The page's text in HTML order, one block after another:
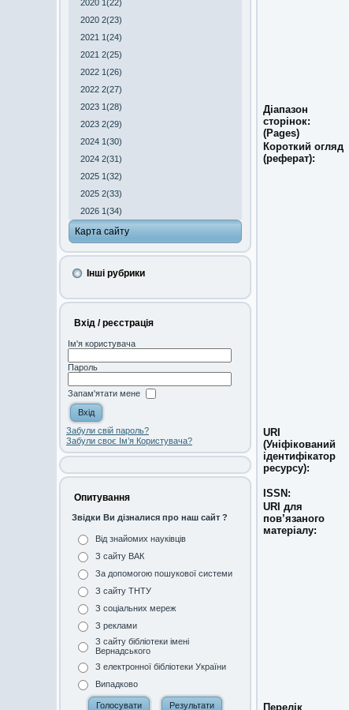
2020 1(22)
2020 2(23)
2021 1(24)
2021 2(25)
2022 1(26)
2022 2(27)
2023 1(28)
2023 2(29)
2024 1(30)
2024 2(31)
2025 1(32)
2025 2(33)
2026 1(34)
Карта сайту
Інші рубрики
Вхід / реєстрація
Ім'я користувача
Пароль
Запам'ятати мене
Забули свій пароль?
Забули своє Ім’я Користувача?
Опитування
Звідки Ви дізналися про наш сайт ?
Від знайомих науківців
З сайту ВАК
За допомогою пошукової системи
З сайту ТНТУ
З соціальних мереж
З реклами
З сайту бібліотеки імені
Вернадського
З електронної бібліотеки України
Випадково
Діапазон
сторінок:
(Pages)
Короткий огляд
(реферат):
URI
(Уніфікований
ідентифікатор
ресурсу):
ISSN:
URI для
пов’язаного
матеріалу:
Перелік